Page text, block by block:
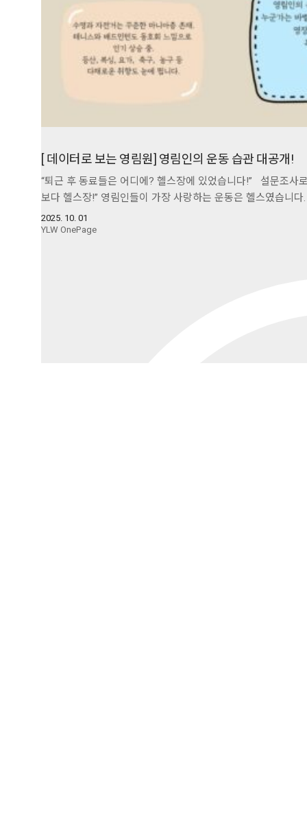
[ 데이터로 보는 영림원] 영림인의 운동 습관 대공개!
“퇴근 후 동료들은 어디에? 헬스장에 있었습니다!” 설문조사
보다 헬스장!” 영림인들이 가장 사랑하는 운동은 헬스였습니
2025. 10. 01
YLW OnePage